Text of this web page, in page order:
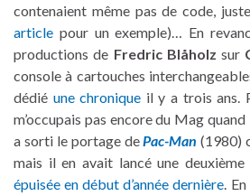
contenaient même pas de code,
article pour un exemple)… En
productions de Fredric Blåholz sur
console à cartouches
dédié une chronique il y a trois ans.
m’occupais pas encore du Mag
a sorti le portage dePac-Man (1980)
mais il en avait lancé une deuxième
épuisée en début d’année dernière.